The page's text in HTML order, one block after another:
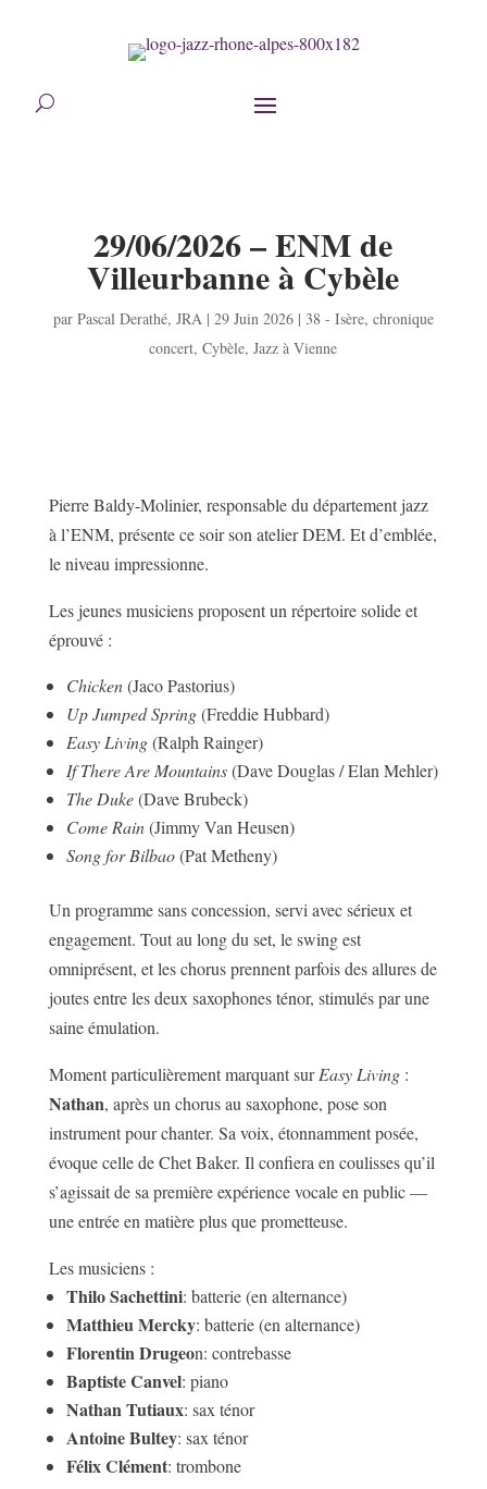
29/06/2026 – ENM de
Villeurbanne à Cybèle
par Pascal Derathé, JRA | 29 Juin 2026| 38 - Isère, chronique
concert,Cybèle,Jazz à Vienne
Pierre Baldy-Molinier, responsable du département jazz
à l’ENM, présente ce soir son atelier DEM. Et d’emblée,
le niveau impressionne.
Les jeunes musiciens proposent un répertoire solide et
éprouvé :
Chicken(Jaco Pastorius)
Up Jumped Spring(Freddie Hubbard)
Easy Living(Ralph Rainger)
If There Are Mountains(Dave Douglas / Elan Mehler)
The Duke(Dave Brubeck)
Come Rain(Jimmy Van Heusen)
Song for Bilbao(Pat Metheny)
Un programme sans concession, servi avec sérieux et
engagement. Tout au long du set, le swing est
omniprésent, et les chorus prennent parfois des allures de
joutes entre les deux saxophones ténor, stimulés par une
saine émulation.
Moment particulièrement marquant surEasy Living:
Nathan, après un chorus au saxophone, pose son
instrument pour chanter. Sa voix, étonnamment posée,
évoque celle de Chet Baker. Il confiera en coulisses qu’il
s’agissait de sa première expérience vocale en public —
une entrée en matière plus que prometteuse.
Les musiciens :
Thilo Sachettini: batterie (en alternance)
Matthieu Mercky: batterie (en alternance)
Florentin Drugeon: contrebasse
Baptiste Canvel: piano
Nathan Tutiaux: sax ténor
Antoine Bultey: sax ténor
Félix Clément: trombone